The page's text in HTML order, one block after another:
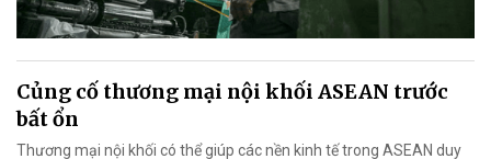
Củng cố thương mại nội khối ASEAN trước
bất ổn
Thương mại nội khối có thể giúp các nền kinh tế trong ASEAN duy